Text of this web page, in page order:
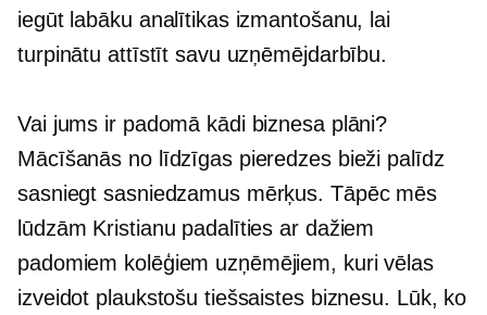
iegūt labāku analītikas izmantošanu, lai
turpinātu attīstīt savu uzņēmējdarbību.
Vai jums ir padomā kādi biznesa plāni?
Mācīšanās no līdzīgas pieredzes bieži palīdz
sasniegt sasniedzamus mērķus. Tāpēc mēs
lūdzām Kristianu padalīties ar dažiem
padomiem kolēģiem uzņēmējiem, kuri vēlas
izveidot plaukstošu tiešsaistes biznesu. Lūk, ko